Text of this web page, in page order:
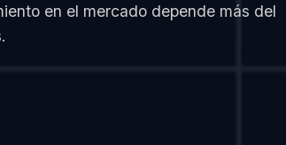
en el mercado depende más del